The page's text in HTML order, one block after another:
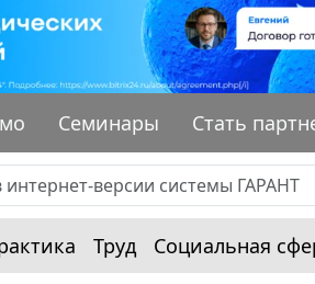
Семинары Стать
Труд Социальная